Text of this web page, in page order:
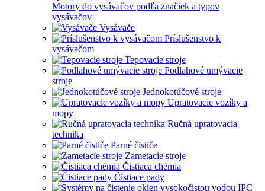
Motory do vysávačov podľa značiek a typov
vysávačov
Vysávače
Príslušenstvo k
vysávačom
Tepovacie stroje
Podlahové umývacie
stroje
Jednokotúčové stroje
Upratovacie vozíky a
mopy
Ručná upratovacia
technika
Parné čističe
Zametacie stroje
Čistiaca chémia
Čistiace pady